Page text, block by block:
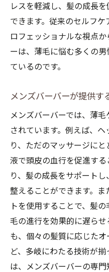
ルケア
パーソナルケア
薄毛ケアプログ
効果的なケアの
長期的な薄毛対
メンズバーバーでの
解説
最新の育毛技術
メンズバーバー
薄毛ケアにおけ
薄毛ケアに関す
メンズバーバー
メンズバーバーの特
レスを軽減し、髪の成長
できます。従来のセルフ
ロフェッショナルな視点
ーは、薄毛に悩む多くの
ているのです。
メンズバーバーが提供す
メンズバーバーでは、薄
されています。例えば、
り、ただのマッサージに
液で頭皮の血行を促進す
り、髪の成長をサポート
整えることができます。
トを使用することで、髪
毛の進行を効果的に遅ら
も、個々の髪質に応じた
ど、多岐にわたる技術が
は、メンズバーバーの専門